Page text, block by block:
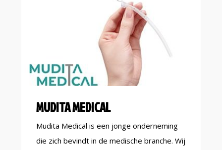
deelnemen aan alle andere lessen die TCT
aanbiedt zoals Bokszaktraining en Dames
MUDITA MEDICAL
Mudita Medical is een jonge onderneming
die zich bevindt in de medische branche. Wij